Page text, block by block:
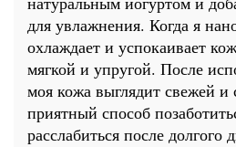
для увлажнения. Когда я
охлаждает и успокаивает
мягкой и упругой. После
моя кожа выглядит свежей
приятный способ
расслабиться после долгого